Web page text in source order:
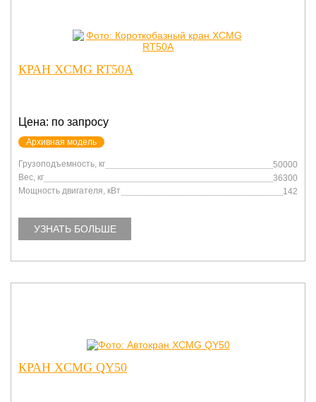
КРАН XCMG RT50A
Цена: по запросу
Архивная модель
Грузоподъемность, кг
50000
Вес, кг
36300
Мощность двигателя, кВт
142
УЗНАТЬ БОЛЬШЕ
КРАН XCMG QY50